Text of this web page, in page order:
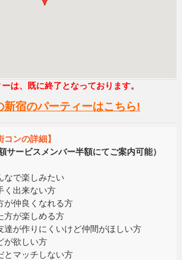
は、既に終了となっております。
新宿のパーティーはこちら!
コンの詳細】
サービスメンバー半額にてご案内可能）
なで楽しみたい
く出来ない方
が仲良くなれる方
方が楽しめる方
達が作りにくいけど仲間がほしい方
が欲しい方
とマッチしない方